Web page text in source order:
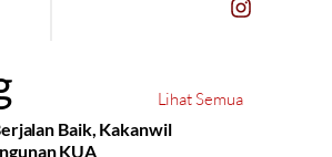
Lihat Semua
Baik, Kakanwil
KUA